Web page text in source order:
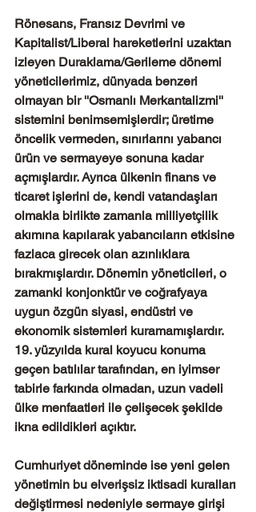
Rönesans, Fransız Devrimi ve
Kapitalist/Liberal hareketlerini uzaktan
izleyen Duraklama/Gerileme dönemi
yöneticilerimiz, dünyada benzeri
olmayan bir ''Osmanlı Merkantalizmi''
sistemini benimsemişlerdir; üretime
öncelik vermeden, sınırlarını yabancı
ürün ve sermayeye sonuna kadar
açmışlardır. Ayrıca ülkenin finans ve
ticaret işlerini de, kendi vatandaşları
olmakla birlikte zamanla milliyetçilik
akımına kapılarak yabancıların etkisine
fazlaca girecek olan azınlıklara
bırakmışlardır. Dönemin yöneticileri, o
zamanki konjonktür ve coğrafyaya
uygun özgün siyasi, endüstri ve
ekonomik sistemleri kuramamışlardır.
19. yüzyılda kural koyucu konuma
geçen batılılar tarafından, en iyimser
tabirle farkında olmadan, uzun vadeli
ülke menfaatleri ile çelişecek şekilde
ikna edildikleri açıktır.
Cumhuriyet döneminde ise yeni gelen
yönetimin bu elverişsiz iktisadi kuralları
değiştirmesi nedeniyle sermaye girişi